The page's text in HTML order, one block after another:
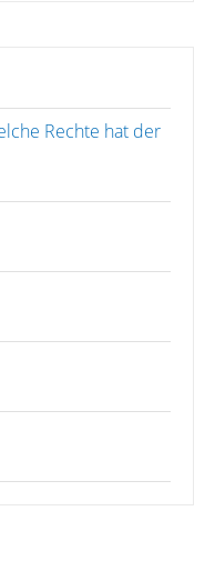
Rechte hat der